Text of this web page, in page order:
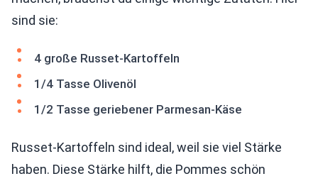
sind sie:
4 große Russet-Kartoffeln
1/4 Tasse Olivenöl
1/2 Tasse geriebener Parmesan-Käse
Russet-Kartoffeln sind ideal, weil sie viel Stärke
haben. Diese Stärke hilft, die Pommes schön